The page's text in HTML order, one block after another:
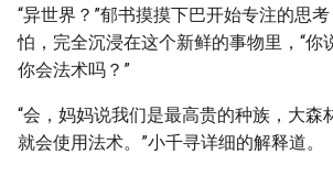
“异世界？”郁书摸摸下巴开始专注的思
怕，完全沉浸在这个新鲜的事物里，“你
你会法术吗？”
“会，妈妈说我们是最高贵的种族，大森
就会使用法术。”小千寻详细的解释道。